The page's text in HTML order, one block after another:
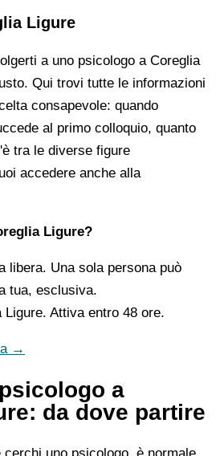
Ligure
a uno psicologo a Coreglia
Qui trovi tutte le informazioni
consapevole: quando
al primo colloquio, quanto
tra le diverse figure
accedere anche alla
Ligure?
libera. Una sola persona può
tua, esclusiva.
Ligure. Attiva entro 48 ore.
→
a
da dove partire
uno psicologo, è normale